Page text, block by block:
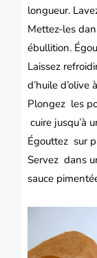
longueur.
Mettez-les
ébullition.
Laissez
d’huile d’olive
Plongez les
cuire jusqu’à
Égouttez sur
Servez dans
sauce